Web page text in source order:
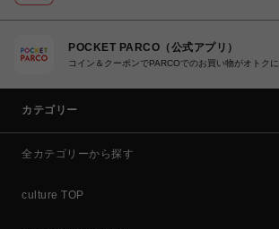
POCKET PARCO（公式アプリ）
コイン＆クーポンでPARCOでのお買い物がオトクに
カテゴリー
全カテゴリーから探す
culture TOP